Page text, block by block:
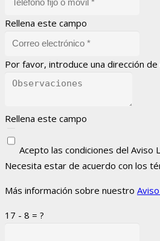
Rellena este campo
Por favor, introduce una dirección
Rellena este campo
Acepto las condiciones del Aviso
Necesita estar de acuerdo con los
Más información sobre nuestro
17 - 8 = ?